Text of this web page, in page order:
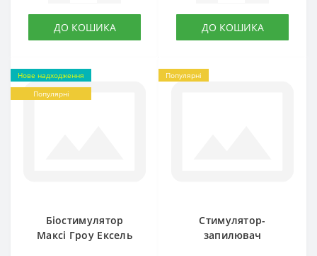
ДО КОШИКА ДО КОШИКА
Нове надходження
Популярні
Біостимулятор
Максі Гроу Ексель
Популярні
Стимулятор-
запилювач